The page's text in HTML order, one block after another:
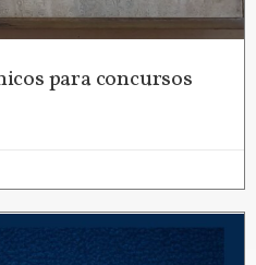
para concursos